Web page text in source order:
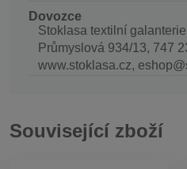
Dovozce
Stoklasa textilní galanterie
Průmyslová 934/13, 747
www.stoklasa.cz,
Související zboží